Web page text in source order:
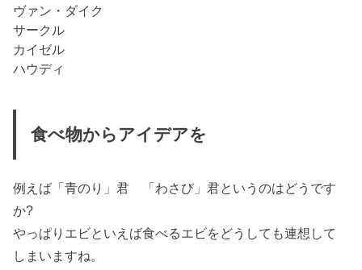
ヴァン・ダイク
サークル
カイゼル
ハウディ
食べ物からアイデアを
例えば「青のり」君 「わさび」君というのはどうです
か?
やっぱりエビといえば食べるエビをどうしても連想して
しまいますね。